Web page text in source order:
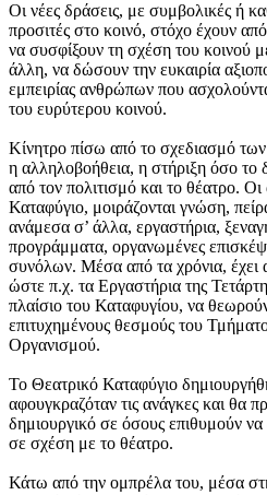
Οι νέες δράσεις, με συμβολικές ή
προσιτές στο κοινό, στόχο έχουν
να συσφίξουν τη σχέση του κοινού
άλλη, να δώσουν την ευκαιρία
εμπειρίας ανθρώπων που
του ευρύτερου κοινού.
Κίνητρο πίσω από το σχεδιασμό
η αλληλοβοήθεια, η στήριξη όσο
από τον πολιτισμό και το θέατρο.
Καταφύγιο, μοιράζονται γνώση,
ανάμεσα σ’ άλλα, εργαστήρια,
προγράμματα, οργανωμένες
συνόλων. Μέσα από τα χρόνια, έχει
ώστε π.χ. τα Εργαστήρια της
πλαίσιο του Καταφυγίου, να
επιτυχημένους θεσμούς του
Οργανισμού.
Το Θεατρικό Καταφύγιο
αφουγκραζόταν τις ανάγκες και θα
δημιουργικό σε όσους επιθυμούν να
σε σχέση με το θέατρο.
Κάτω από την ομπρέλα του, μέσα